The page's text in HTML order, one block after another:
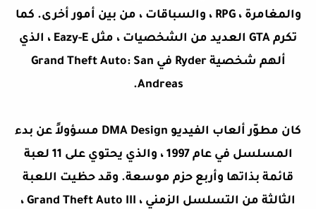
والمغامرة ، RPG ، والسباقات ، من بين أمور أخرى. كما
تكرم GTA العديد من الشخصيات ، مثل Eazy-E ، الذي
ألهم شخصية Ryder في Grand Theft Auto: San
Andreas.
كان مطوّر ألعاب الفيديو DMA Design مسؤولاً عن بدء
المسلسل في عام 1997 ، والذي يحتوي على 11 لعبة
قائمة بذاتها وأربع حزم موسعة. وقد حظيت اللعبة
الثالثة من التسلسل الزمني ، Grand Theft Auto III ،